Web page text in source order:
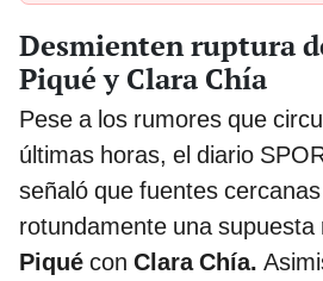
Desmienten ruptura
Piqué y Clara Chía
Pese a los rumores que
últimas horas, el diario
señaló que fuentes
rotundamente una supuesta
Piqué con Clara Chía.